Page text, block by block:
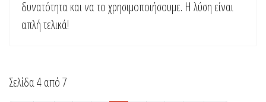
δυνατότητα και να το χρησιμοποιήσουμε. Η λύση είναι
απλή τελικά!
Σελίδα 4 από 7